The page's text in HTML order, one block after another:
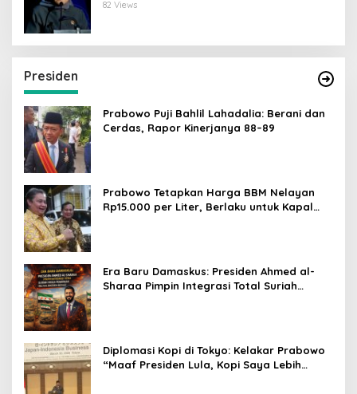
82 Views
Presiden
Prabowo Puji Bahlil Lahadalia: Berani dan
Cerdas, Rapor Kinerjanya 88–89
Prabowo Tetapkan Harga BBM Nelayan
Rp15.000 per Liter, Berlaku untuk Kapal
Era Baru Damaskus: Presiden Ahmed al-
Sharaa Pimpin Integrasi Total Suriah
Diplomasi Kopi di Tokyo: Kelakar Prabowo
“Maaf Presiden Lula, Kopi Saya Lebih